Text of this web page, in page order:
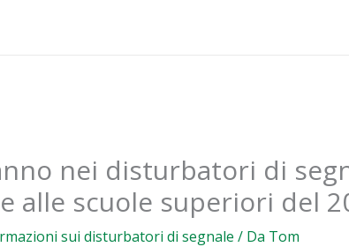
nei disturbatori di
alle scuole superiori del
sui disturbatori di segnale / Da Tom